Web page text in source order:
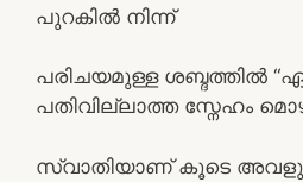
പുറകിൽ നിന്ന്
പരിചയമുള്ള ശബ്ദത്തിൽ
പതിവില്ലാത്ത സ്നേഹം
സ്വാതിയാണ് കൂടെ